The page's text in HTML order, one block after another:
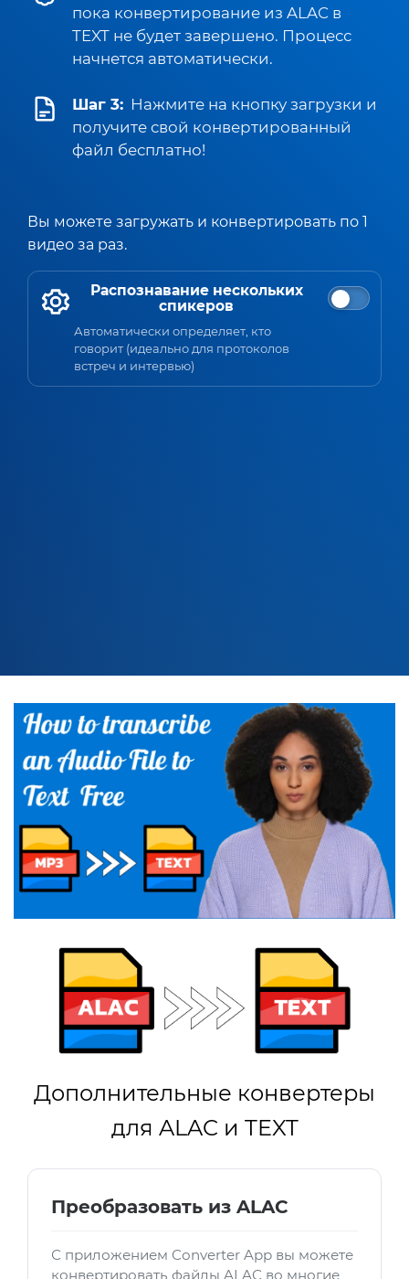
пока конвертирование из ALAC в
TEXT не будет завершено. Процесс
начнется автоматически.
Шаг 3: Нажмите на кнопку загрузки и
получите свой конвертированный
файл бесплатно!
Вы можете загружать и конвертировать по 1
видео за раз.
Распознавание нескольких
спикеров
Автоматически определяет, кто
говорит (идеально для протоколов
встреч и интервью)
Дополнительные конвертеры
для ALAC и TEXT
Преобразовать из ALAC
С приложением Converter App вы можете
конвертировать файлы ALAC во многие